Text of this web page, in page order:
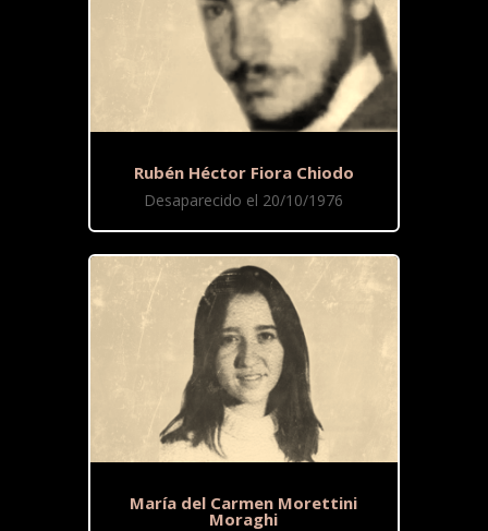
Rubén Héctor Fiora Chiodo
Desaparecido el 20/10/1976
María del Carmen Morettini
Moraghi